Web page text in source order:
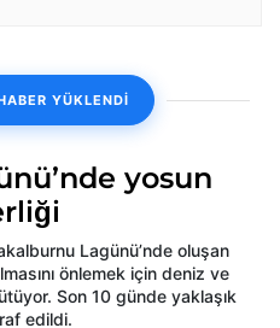
YÜKLENDİ
yosun
Lagünü’nde oluşan
önlemek için deniz ve
Son 10 günde yaklaşık
edildi.